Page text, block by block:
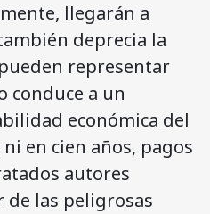
llegarán a
deprecia la
representar
conduce a un
económica del
en cien años, pagos
autores
de las peligrosas